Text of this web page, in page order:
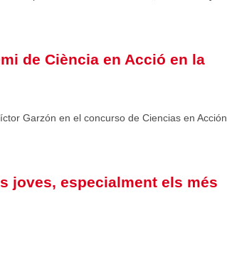
de Ciència en Acció en la
Garzón en el concurso de Ciencias en Acción
joves, especialment els més